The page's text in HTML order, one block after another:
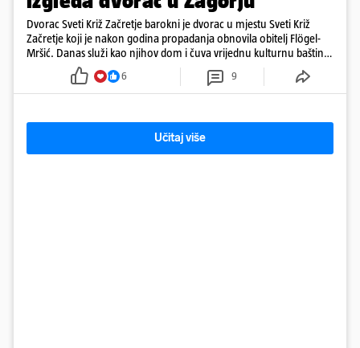
Dvorac Sveti Križ Začretje barokni je dvorac u mjestu Sveti Križ
Začretje koji je nakon godina propadanja obnovila obitelj Flögel-
Mršić. Danas služi kao njihov dom i čuva vrijednu kulturnu baštinu
davno zaboravljenog vremena
6 9
Učitaj više